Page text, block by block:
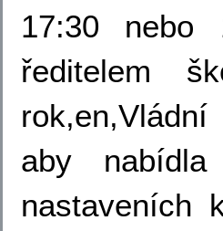
17:30 nebo
ředitelem
aby
nastaveních